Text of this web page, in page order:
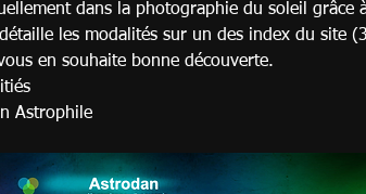
dans la photographie du soleil grâce
les modalités sur un des index du site
en souhaite bonne découverte.
Astrophile